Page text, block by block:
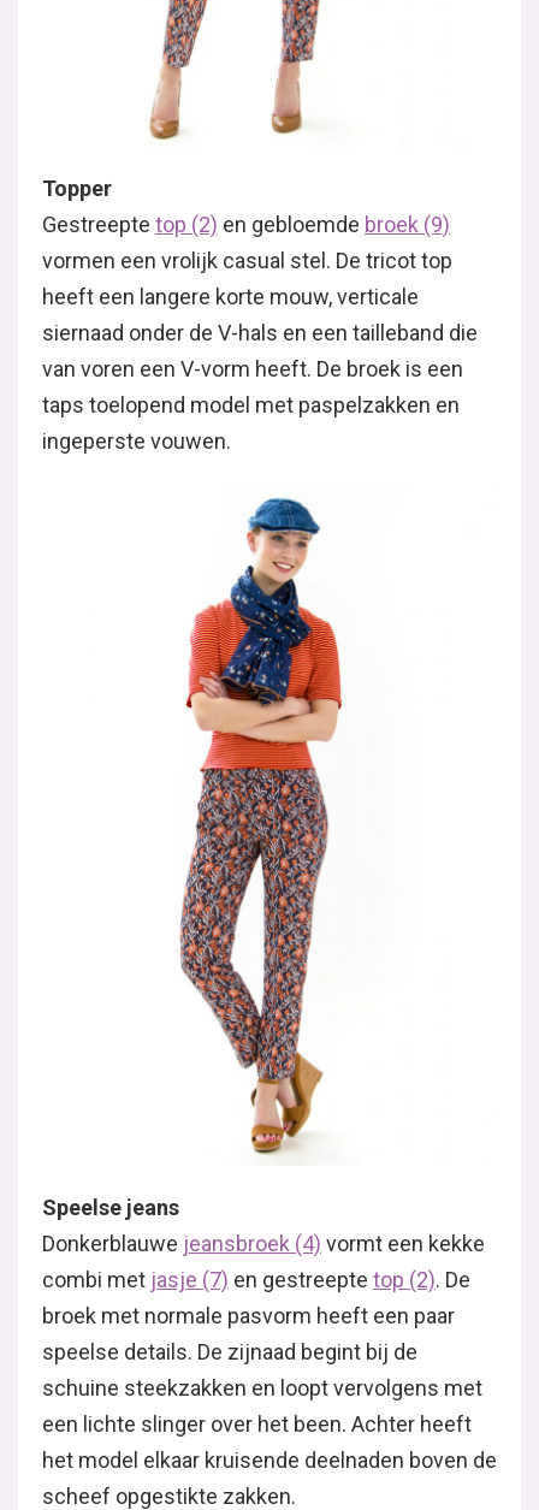
Topper
Gestreepte top (2) en gebloemde broek (9)
vormen een vrolijk casual stel. De tricot top
heeft een langere korte mouw, verticale
siernaad onder de V-hals en een tailleband die
van voren een V-vorm heeft. De broek is een
taps toelopend model met paspelzakken en
ingeperste vouwen.
Speelse jeans
Donkerblauwe jeansbroek (4) vormt een kekke
combi met jasje (7) en gestreepte top (2). De
broek met normale pasvorm heeft een paar
speelse details. De zijnaad begint bij de
schuine steekzakken en loopt vervolgens met
een lichte slinger over het been. Achter heeft
het model elkaar kruisende deelnaden boven de
scheef opgestikte zakken.